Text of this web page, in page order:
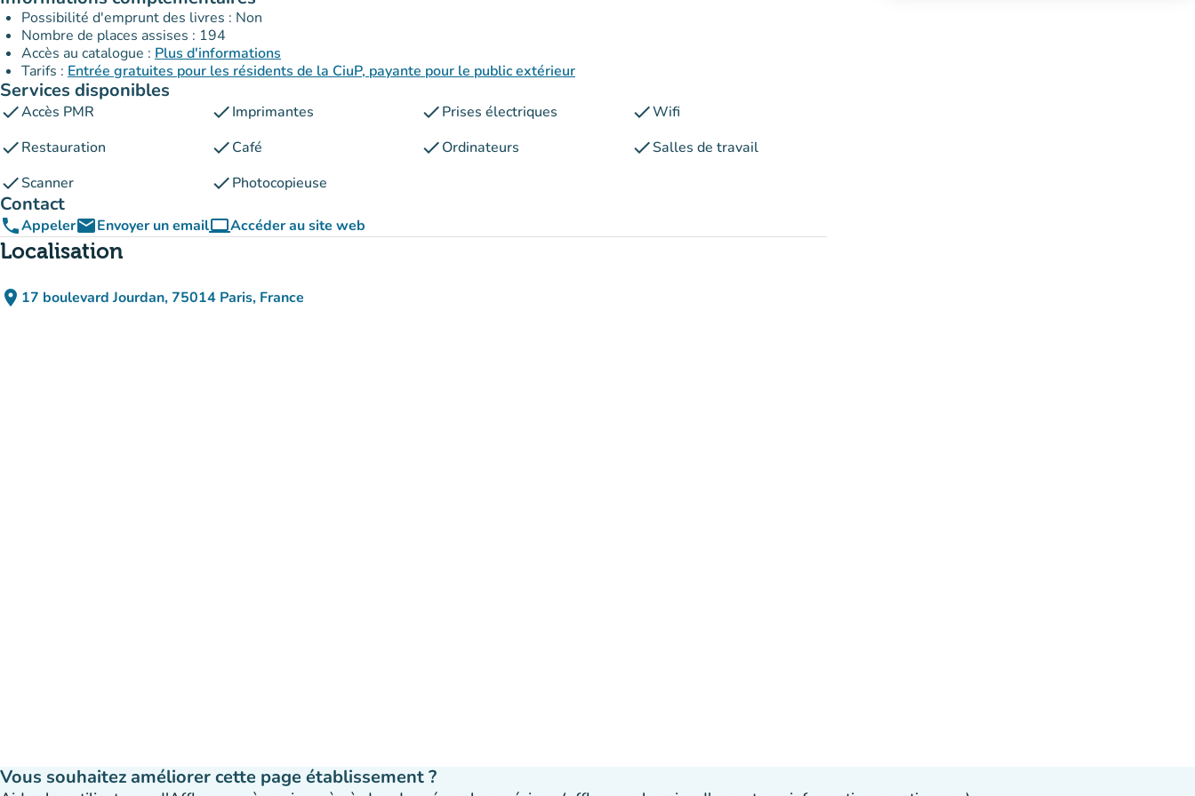
Possibilité d'emprunt des livres : Non
Nombre de places assises : 194
Accès au catalogue : Plus d'informations
Tarifs : Entrée gratuites pour les résidents de la CiuP, payante pour le public extérieur
Services disponibles
checkAccès PMR checkImprimantes checkPrises électriques checkWifi
checkRestauration checkCafé checkOrdinateurs checkSalles de travail
checkScanner checkPhotocopieuse
Contact
phoneAppeleremailEnvoyer un emailcomputerAccéder au site web
(nouvel onglet)
Localisation
place 17 boulevard Jourdan, 75014 Paris, France
(ouvrir dans Google Maps)
(nouvel onglet)
Vous souhaitez améliorer cette page établissement ?